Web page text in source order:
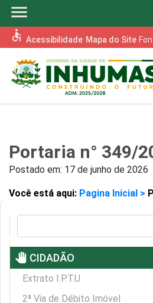
menu
accessible Acessibilidade Mapa do Site
Portaria n° 349/
Postado em: 17 de junho de 2026
Você está aqui: Pagina Inicial >
pan_tool CIDADÃO
Extrato I.P.T.U
2ª Via de Débito Imóvel